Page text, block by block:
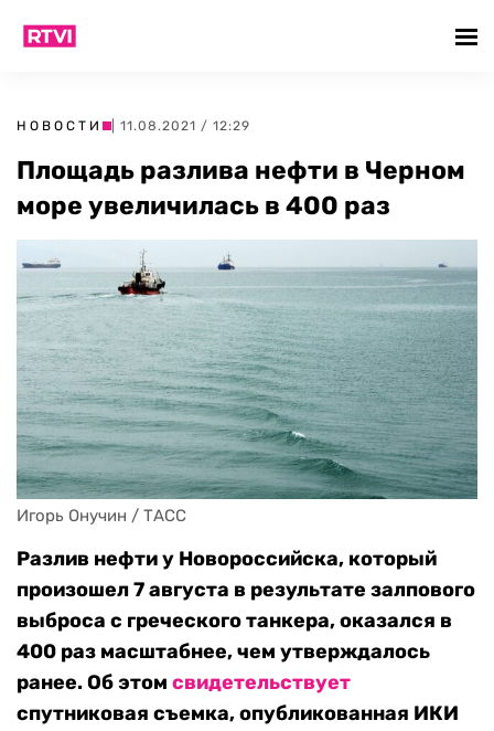
НОВОСТИ | 11.08.2021 / 12:29
Площадь разлива нефти в Черном
море увеличилась в 400 раз
Игорь Онучин / ТАСС
Разлив нефти у Новороссийска, который
произошел 7 августа в результате залпового
выброса с греческого танкера, оказался в
400 раз масштабнее, чем утверждалось
ранее. Об этом свидетельствует
спутниковая съемка, опубликованная ИКИ